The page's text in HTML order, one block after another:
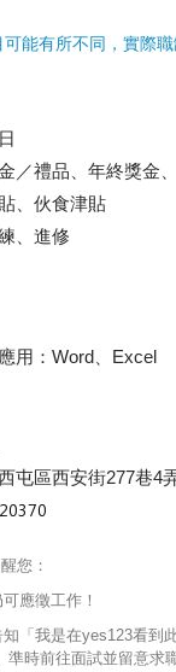
能有所不同，實際
／禮品、年終獎金
、伙食津貼
、進修
用：Word、Excel
屯區西安街277巷4
您：
應徵工作！
「我是在yes123看到
時前往面試並留意求